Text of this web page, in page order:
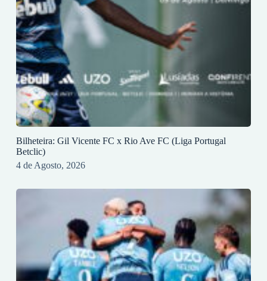
Bilheteira: Gil Vicente FC x Rio Ave FC (Liga Portugal
Betclic)
4 de Agosto, 2026